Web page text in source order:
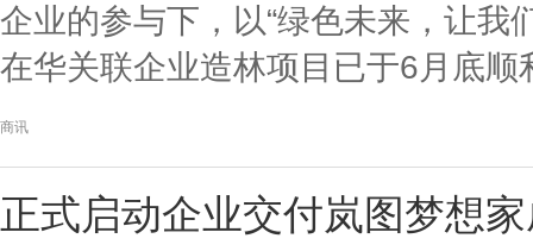
企业的参与下，以“绿色未来，让我
在华关联企业造林项目已于6月底顺
商讯
正式启动企业交付岚图梦想